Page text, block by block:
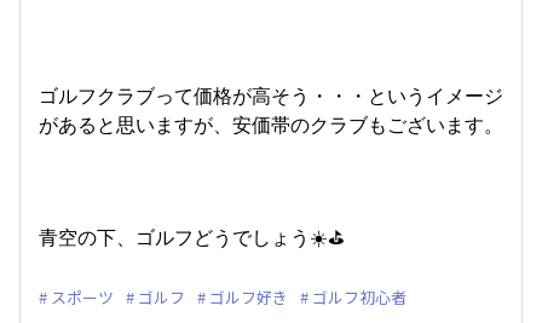
ゴルフクラブって価格が高そう・・・というイメージ
があると思いますが、安価帯のクラブもございます。
青空の下、ゴルフどうでしょう☀️⛳️
スポーツ ゴルフ ゴルフ好き ゴルフ初心者